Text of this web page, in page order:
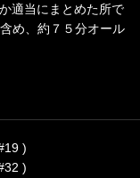
適当にまとめた所で
め、約７５分オール
)
)